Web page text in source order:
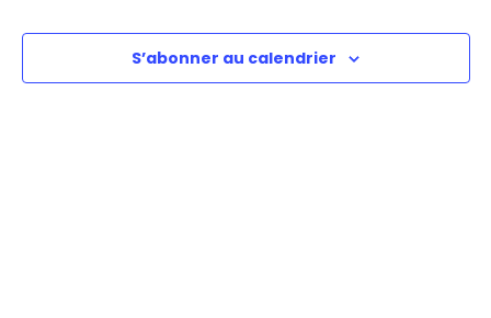
S’abonner au calendrier